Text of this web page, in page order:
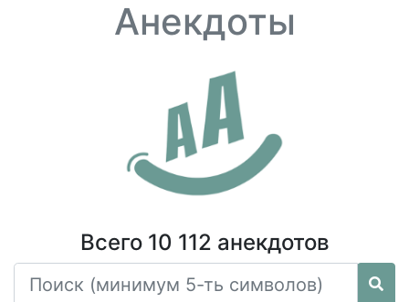
Анекдоты
Всего 10 112 анекдотов